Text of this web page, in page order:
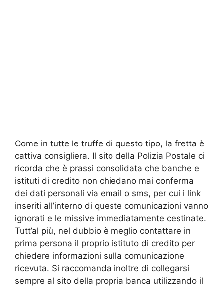
Come in tutte le truffe di questo tipo, la fretta è
cattiva consigliera. Il sito della Polizia Postale ci
ricorda che è prassi consolidata che banche e
istituti di credito non chiedano mai conferma
dei dati personali via email o sms, per cui i link
inseriti all’interno di queste comunicazioni vanno
ignorati e le missive immediatamente cestinate.
Tutt’al più, nel dubbio è meglio contattare in
prima persona il proprio istituto di credito per
chiedere informazioni sulla comunicazione
ricevuta. Si raccomanda inoltre di collegarsi
sempre al sito della propria banca utilizzando il